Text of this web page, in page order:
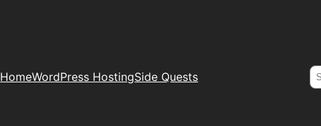
HomeWordPress HostingSide Quests